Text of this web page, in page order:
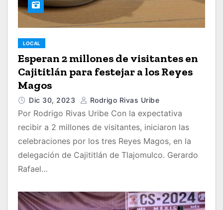
LOCAL
Esperan 2 millones de visitantes en
Cajititlán para festejar a los Reyes
Magos
Dic 30, 2023 Rodrigo Rivas Uribe
Por Rodrigo Rivas Uribe Con la expectativa
recibir a 2 millones de visitantes, iniciaron las
celebraciones por los tres Reyes Magos, en la
delegación de Cajititlán de Tlajomulco. Gerardo
Rafael…